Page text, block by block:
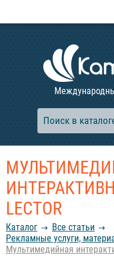
LECTOR
Каталог
Все статьи
Рекламные услуги,
Мультимедийная